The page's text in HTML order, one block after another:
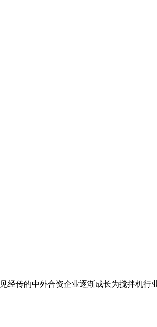
传的中外合资企业逐渐成长为搅拌机行